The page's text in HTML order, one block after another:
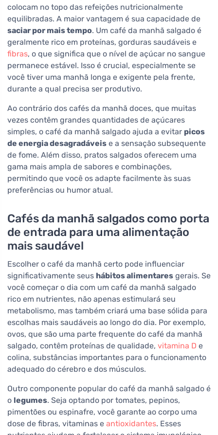
colocam no topo das refeições nutricionalmente
equilibradas. A maior vantagem é sua capacidade de
saciar por mais tempo. Um café da manhã salgado é
geralmente rico em proteínas, gorduras saudáveis e
fibras, o que significa que o nível de açúcar no sangue
permanece estável. Isso é crucial, especialmente se
você tiver uma manhã longa e exigente pela frente,
durante a qual precisa ser produtivo.
Ao contrário dos cafés da manhã doces, que muitas
vezes contêm grandes quantidades de açúcares
simples, o café da manhã salgado ajuda a evitar picos
de energia desagradáveis e a sensação subsequente
de fome. Além disso, pratos salgados oferecem uma
gama mais ampla de sabores e combinações,
permitindo que você os adapte facilmente às suas
preferências ou humor atual.
Cafés da manhã salgados como porta
de entrada para uma alimentação
mais saudável
Escolher o café da manhã certo pode influenciar
significativamente seus hábitos alimentares gerais. Se
você começar o dia com um café da manhã salgado
rico em nutrientes, não apenas estimulará seu
metabolismo, mas também criará uma base sólida para
escolhas mais saudáveis ao longo do dia. Por exemplo,
ovos, que são uma parte frequente do café da manhã
salgado, contêm proteínas de qualidade, vitamina D e
colina, substâncias importantes para o funcionamento
adequado do cérebro e dos músculos.
Outro componente popular do café da manhã salgado é
o legumes. Seja optando por tomates, pepinos,
pimentões ou espinafre, você garante ao corpo uma
dose de fibras, vitaminas e antioxidantes. Esses